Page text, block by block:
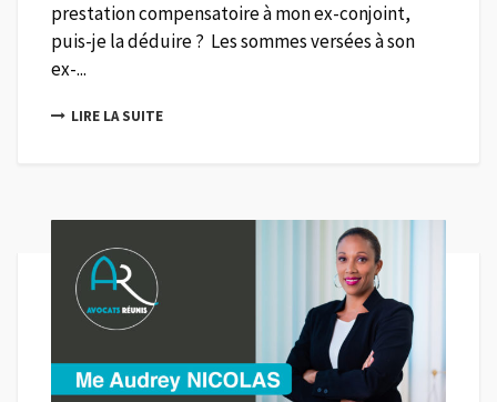
prestation compensatoire à mon ex-conjoint,
puis-je la déduire ? Les sommes versées à son
ex-...
LIRE LA SUITE